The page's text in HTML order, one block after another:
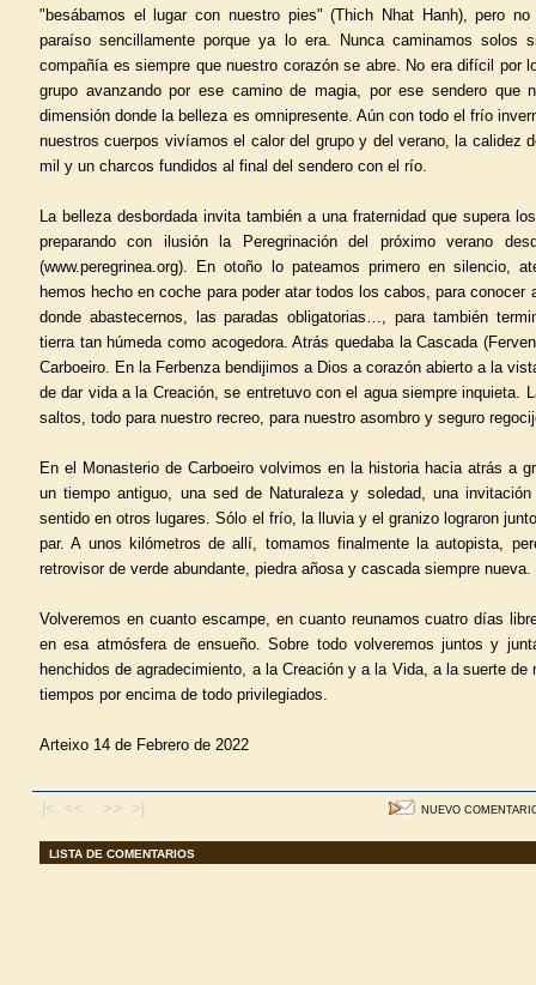
"besábamos el lugar con nuestro pies" (Thich Nhat Hanh), pero
paraíso sencillamente porque ya lo era. Nunca caminamos solos
compañía es siempre que nuestro corazón se abre. No era difícil por
grupo avanzando por ese camino de magia, por ese sendero que
dimensión donde la belleza es omnipresente. Aún con todo el frío
nuestros cuerpos vivíamos el calor del grupo y del verano, la calidez
mil y un charcos fundidos al final del sendero con el río.
La belleza desbordada invita también a una fraternidad que supera
preparando con ilusión la Peregrinación del próximo verano
(www.peregrinea.org). En otoño lo pateamos primero en silencio,
hemos hecho en coche para poder atar todos los cabos, para conocer
donde abastecernos, las paradas obligatorias…, para también
tierra tan húmeda como acogedora. Atrás quedaba la Cascada
Carboeiro. En la Ferbenza bendijimos a Dios a corazón abierto a la
de dar vida a la Creación, se entretuvo con el agua siempre inquieta.
saltos, todo para nuestro recreo, para nuestro asombro y seguro
En el Monasterio de Carboeiro volvimos en la historia hacia atrás a
un tiempo antiguo, una sed de Naturaleza y soledad, una
sentido en otros lugares. Sólo el frío, la lluvia y el granizo lograron
par. A unos kilómetros de allí, tomamos finalmente la autopista,
retrovisor de verde abundante, piedra añosa y cascada siempre nueva.
Volveremos en cuanto escampe, en cuanto reunamos cuatro días
en esa atmósfera de ensueño. Sobre todo volveremos juntos y
henchidos de agradecimiento, a la Creación y a la Vida, a la suerte
tiempos por encima de todo privilegiados.
Arteixo 14 de Febrero de 2022
|< << >> >| NUEVO
LISTA DE COMENTARIOS